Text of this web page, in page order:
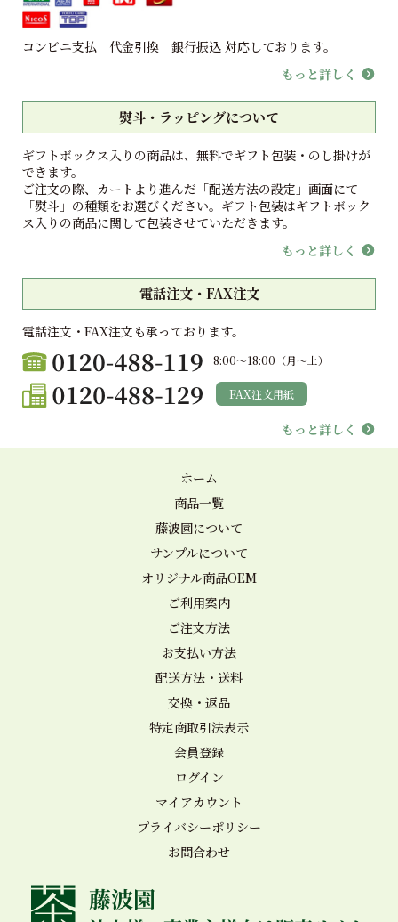
コンビニ支払 代金引換 銀行振込 対応しております。
もっと詳しく
熨斗・ラッピングについて
ギフトボックス入りの商品は、無料でギフト包装・のし掛けが
できます。
ご注文の際、カートより進んだ「配送方法の設定」画面にて
「熨斗」の種類をお選びください。ギフト包装はギフトボック
ス入りの商品に関して包装させていただきます。
もっと詳しく
電話注文・FAX注文
電話注文・FAX注文も承っております。
8:00〜18:00（月〜土）
FAX注文用紙
もっと詳しく
ホーム
商品一覧
藤波園について
サンプルについて
オリジナル商品OEM
ご利用案内
ご注文方法
お支払い方法
配送方法・送料
交換・返品
特定商取引法表示
会員登録
ログイン
マイアカウント
プライバシーポリシー
お問合わせ